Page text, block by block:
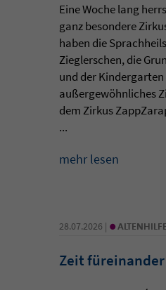
Eine Woche lang
ganz besondere
haben die
Zieglerschen, die
und der Kindergarten
außergewöhnliches
dem Zirkus
...
mehr lesen
28.07.2026 | • ALTENHILFE
Zeit füreinander